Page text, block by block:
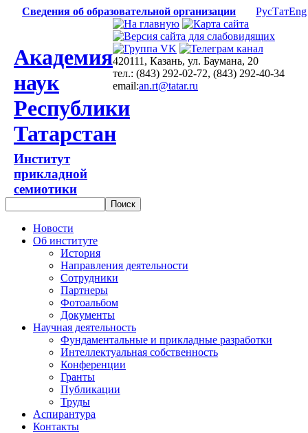
Сведения об образовательной организации РусТатEng
Академия
наук
Республики
Татарстан
Институт
прикладной
семиотики
420111, Казань, ул. Баумана, 20
тел.: (843) 292-02-72, (843) 292-40-34
email:an.rt@tatar.ru
Новости
Об институте
История
Направления деятельности
Сотрудники
Партнеры
Фотоальбом
Документы
Научная деятельность
Фундаментальные и прикладные разработки
Интеллектуальная собственность
Конференции
Гранты
Публикации
Труды
Аспирантура
Контакты